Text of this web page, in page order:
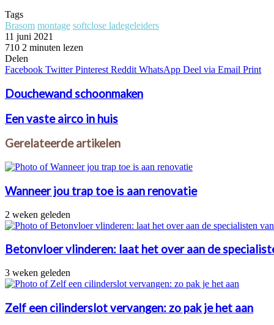
Tags
Brasom montage softclose ladegeleiders
11 juni 2021
710 2 minuten lezen
Facebook
Twitter
Pinterest
WhatsApp
Delen
Facebook Twitter Pinterest Reddit WhatsApp Deel via Email Print
Douchewand schoonmaken
Een vaste airco in huis
Gerelateerde artikelen
Wanneer jou trap toe is aan renovatie
2 weken geleden
Betonvloer vlinderen: laat het over aan de
3 weken geleden
Zelf een cilinderslot vervangen: zo pak je het aan